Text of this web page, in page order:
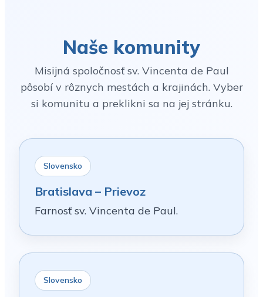
Naše komunity
Misijná spoločnosť sv. Vincenta de Paul
pôsobí v rôznych mestách a krajinách. Vyber
si komunitu a preklikni sa na jej stránku.
Slovensko
Bratislava – Prievoz
Farnosť sv. Vincenta de Paul.
Slovensko